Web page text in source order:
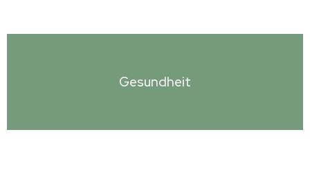
Gesundheit